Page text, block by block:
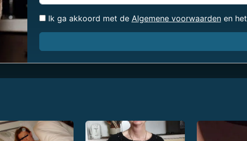
Ik ga akkoord met de Algemene voorwaardenen het